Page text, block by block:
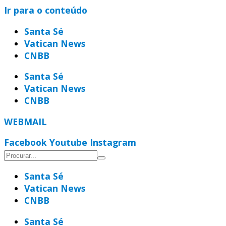
Ir para o conteúdo
Santa Sé
Vatican News
CNBB
Santa Sé
Vatican News
CNBB
WEBMAIL
Facebook Youtube Instagram
Santa Sé
Vatican News
CNBB
Santa Sé